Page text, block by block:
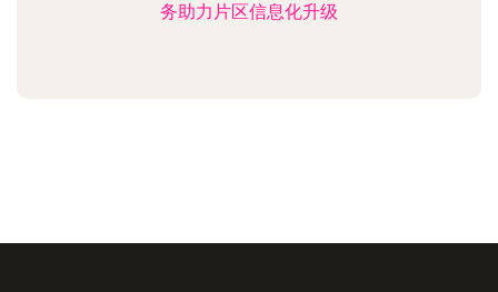
务助力片区信息化升级